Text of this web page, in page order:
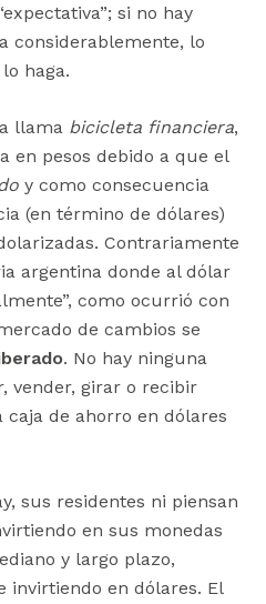
si no hay
considerablemente, lo
haga.
llama bicicleta financiera,
en pesos debido a que el
y como consecuencia
(en término de dólares)
Contrariamente
argentina donde al dólar
como ocurrió con
de cambios se
. No hay ninguna
vender, girar o recibir
de ahorro en dólares
sus residentes ni piensan
en sus monedas
y largo plazo,
invirtiendo en dólares. El